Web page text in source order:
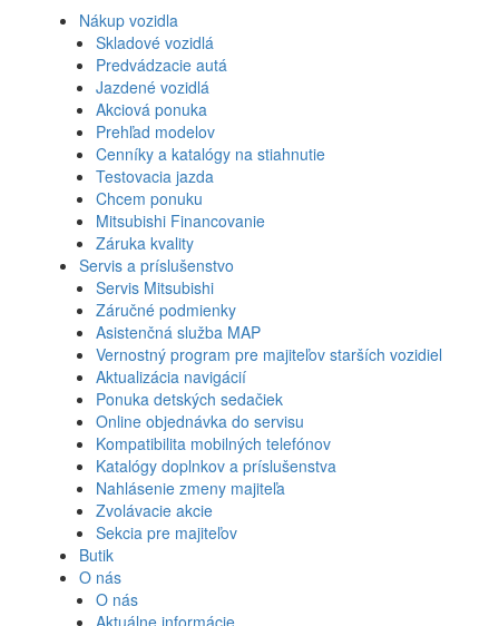
Nákup vozidla
Skladové vozidlá
Predvádzacie autá
Jazdené vozidlá
Akciová ponuka
Prehľad modelov
Cenníky a katalógy na stiahnutie
Testovacia jazda
Chcem ponuku
Mitsubishi Financovanie
Záruka kvality
Servis a príslušenstvo
Servis Mitsubishi
Záručné podmienky
Asistenčná služba MAP
Vernostný program pre majiteľov starších vozidiel
Aktualizácia navigácií
Ponuka detských sedačiek
Online objednávka do servisu
Kompatibilita mobilných telefónov
Katalógy doplnkov a príslušenstva
Nahlásenie zmeny majiteľa
Zvolávacie akcie
Sekcia pre majiteľov
Butik
O nás
O nás